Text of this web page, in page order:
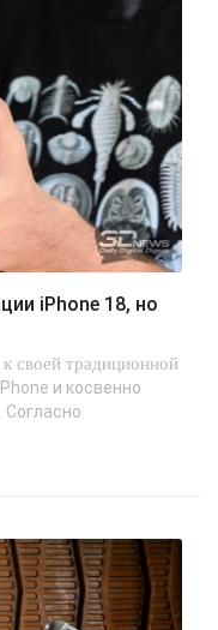
своей традиционной
и косвенно
Согласно